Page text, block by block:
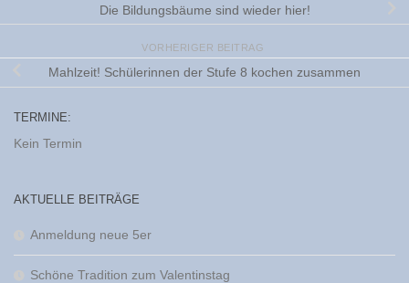
Die Bildungsbäume sind wieder hier!
VORHERIGER BEITRAG
Mahlzeit! Schülerinnen der Stufe 8 kochen zusammen
TERMINE:
Kein Termin
AKTUELLE BEITRÄGE
Anmeldung neue 5er
Schöne Tradition zum Valentinstag